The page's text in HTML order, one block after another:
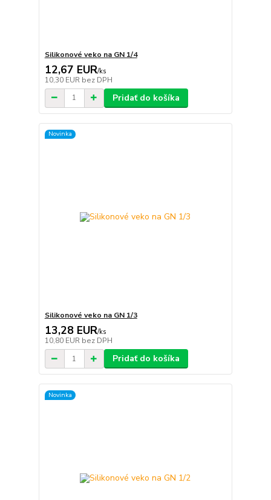
Silikonové veko na GN 1/4
12,67 EUR/ks
10,30 EUR bez DPH
Pridať do košíka
Novinka
Silikonové veko na GN 1/3
13,28 EUR/ks
10,80 EUR bez DPH
Pridať do košíka
Novinka